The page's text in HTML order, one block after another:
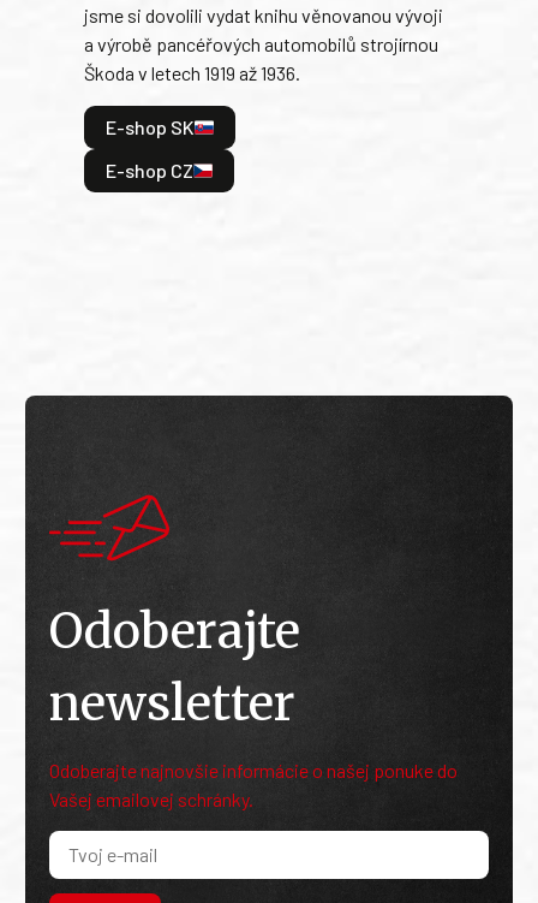
jsme si dovolili vydat knihu věnovanou vývoji
a výrobě pancéřových automobilů strojírnou
Škoda v letech 1919 až 1936.
E-shop SK
E-shop CZ
Odoberajte
newsletter
Odoberajte najnovšie informácie o našej ponuke do
Vašej emailovej schránky.